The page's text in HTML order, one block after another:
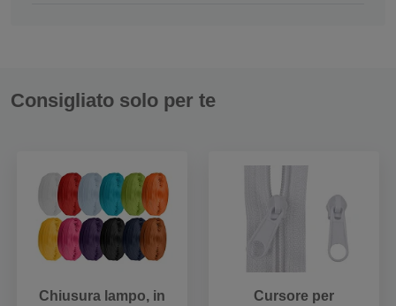
Consigliato solo per te
Chiusura lampo, in
Cursore per